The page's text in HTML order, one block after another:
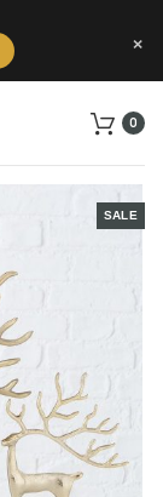
0
SALE
×